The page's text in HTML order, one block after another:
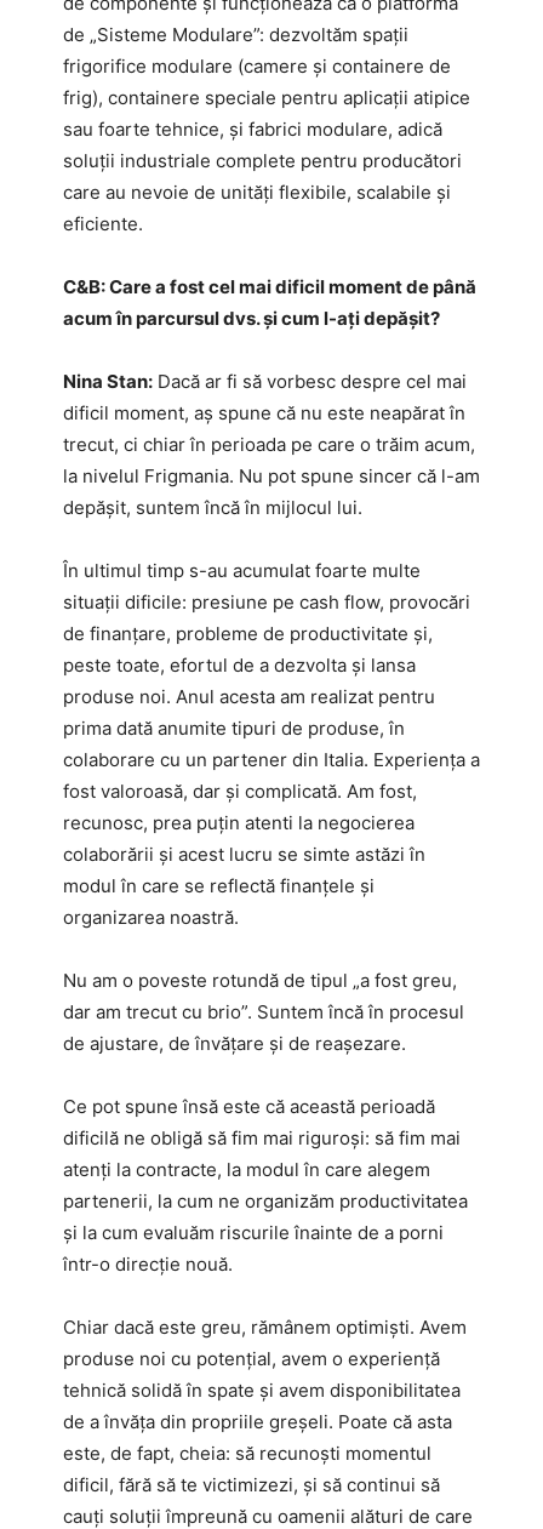
de „Sisteme Modulare”: dezvoltăm spații
frigorifice modulare (camere și containere de
frig), containere speciale pentru aplicații atipice
sau foarte tehnice, și fabrici modulare, adică
soluții industriale complete pentru producători
care au nevoie de unități flexibile, scalabile și
eficiente.
C&B: Care a fost cel mai dificil moment de până
acum în parcursul dvs. și cum l-ați depășit?
Nina Stan: Dacă ar fi să vorbesc despre cel mai
dificil moment, aș spune că nu este neapărat în
trecut, ci chiar în perioada pe care o trăim acum,
la nivelul Frigmania. Nu pot spune sincer că l-am
depășit, suntem încă în mijlocul lui.
În ultimul timp s-au acumulat foarte multe
situații dificile: presiune pe cash flow, provocări
de finanțare, probleme de productivitate și,
peste toate, efortul de a dezvolta și lansa
produse noi. Anul acesta am realizat pentru
prima dată anumite tipuri de produse, în
colaborare cu un partener din Italia. Experiența a
fost valoroasă, dar și complicată. Am fost,
recunosc, prea puțin atenti la negocierea
colaborării și acest lucru se simte astăzi în
modul în care se reflectă finanțele și
organizarea noastră.
Nu am o poveste rotundă de tipul „a fost greu,
dar am trecut cu brio”. Suntem încă în procesul
de ajustare, de învățare și de reașezare.
Ce pot spune însă este că această perioadă
dificilă ne obligă să fim mai riguroși: să fim mai
atenți la contracte, la modul în care alegem
partenerii, la cum ne organizăm productivitatea
și la cum evaluăm riscurile înainte de a porni
într-o direcție nouă.
Chiar dacă este greu, rămânem optimiști. Avem
produse noi cu potențial, avem o experiență
tehnică solidă în spate și avem disponibilitatea
de a învăța din propriile greșeli. Poate că asta
este, de fapt, cheia: să recunoști momentul
dificil, fără să te victimizezi, și să continui să
cauți soluții împreună cu oamenii alături de care